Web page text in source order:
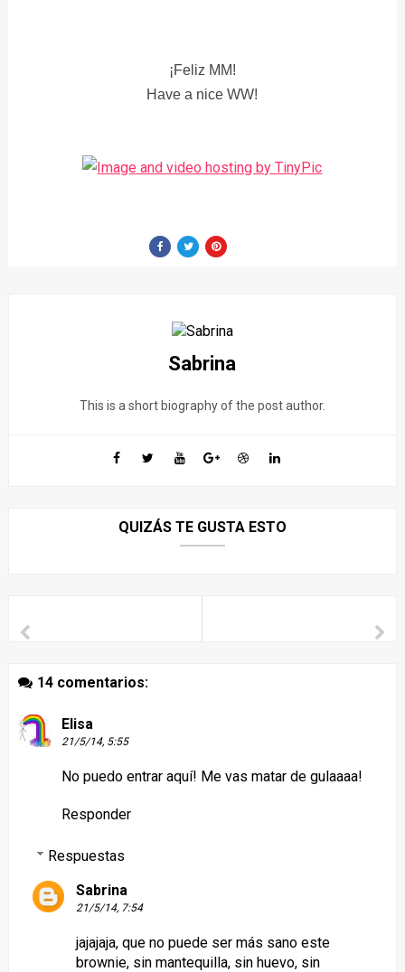
¡Feliz MM!
Have a nice WW!
Sabrina
This is a short biography of the post author.
QUIZÁS TE GUSTA ESTO
14 comentarios:
Elisa
21/5/14, 5:55
No puedo entrar aquí! Me vas matar de gulaaaa!
Responder
Respuestas
Sabrina
21/5/14, 7:54
jajajaja, que no puede ser más sano este
brownie, sin mantequilla, sin huevo, sin